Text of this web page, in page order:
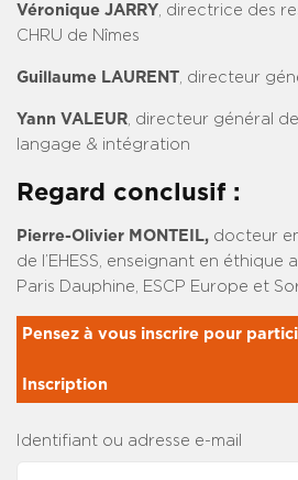
Véronique JARRY , directrice des
CHRU de Nîmes
Guillaume LAURENT , directeur
Yann VALEUR , directeur général
langage & intégration
Regard conclusif :
Pierre-Olivier MONTEIL, docteur
de l’EHESS, enseignant en éthique
Paris Dauphine, ESCP Europe et
Pensez à vous inscrire pour
Inscription
Identifiant ou adresse e-mail